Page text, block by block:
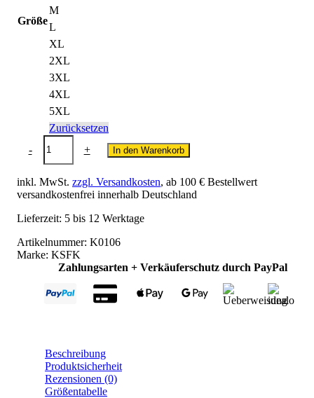
Größe
M
L
XL
2XL
3XL
4XL
5XL
Zurücksetzen
-
Kunstkampfsport-
Club
Shirt
-
Rückenlogo*
+ In den Warenkorb
inkl. MwSt. zzgl. Versandkosten, ab 100 € Bestellwert
versandkostenfrei innerhalb Deutschland
Lieferzeit: 5 bis 12 Werktage
Artikelnummer: K0106
Marke: KSFK
Zahlungsarten + Verkäuferschutz durch PayPal
Beschreibung
Produktsicherheit
Rezensionen (0)
Größentabelle